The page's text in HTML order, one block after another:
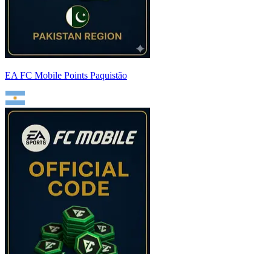
EA FC Mobile Points Paquistão